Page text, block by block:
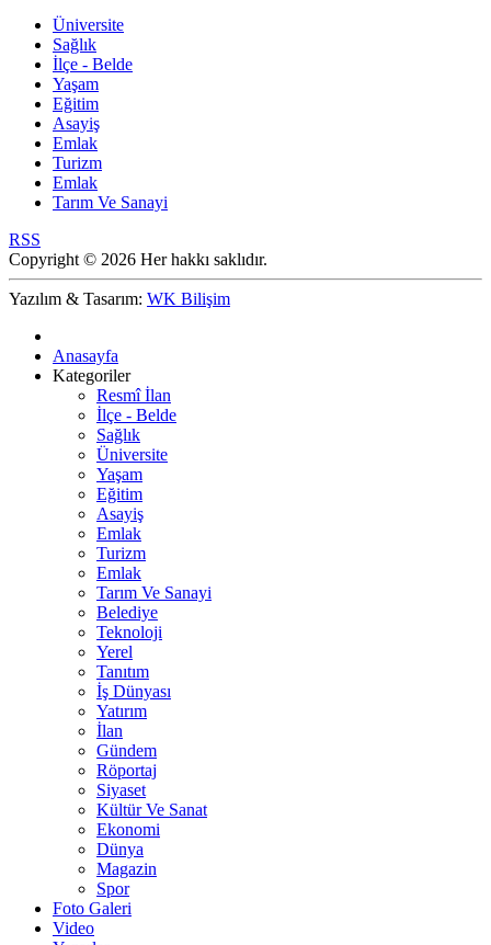
Üniversite
Sağlık
İlçe - Belde
Yaşam
Eğitim
Asayiş
Emlak
Turizm
Emlak
Tarım Ve Sanayi
RSS
Copyright © 2026 Her hakkı saklıdır.
Yazılım & Tasarım: WK Bilişim
Anasayfa
Kategoriler
Resmî İlan
İlçe - Belde
Sağlık
Üniversite
Yaşam
Eğitim
Asayiş
Emlak
Turizm
Emlak
Tarım Ve Sanayi
Belediye
Teknoloji
Yerel
Tanıtım
İş Dünyası
Yatırım
İlan
Gündem
Röportaj
Siyaset
Kültür Ve Sanat
Ekonomi
Dünya
Magazin
Spor
Foto Galeri
Video